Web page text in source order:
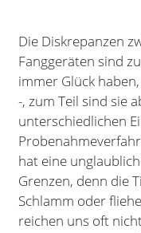
Die Diskrepanzen
Fanggeräten sind
immer Glück
-, zum Teil sind sie
unterschiedlichen
hat eine
Grenzen, denn die
Schlamm oder
reichen uns oft